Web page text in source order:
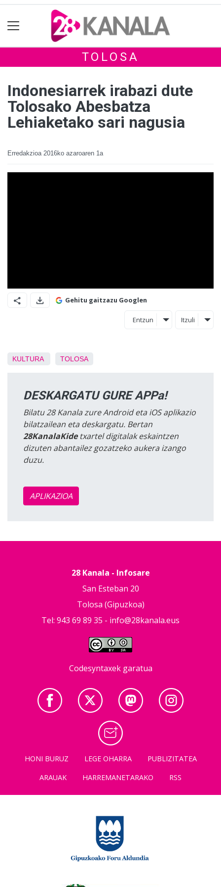
TOLOSA
Indonesiarrek irabazi dute
Tolosako Abesbatza
Lehiaketako sari nagusia
Erredakzioa 2016ko azaroaren 1a
Gehitu gaitzazu Googlen
Entzun Itzuli
KULTURA TOLOSA
DESKARGATU GURE APPa!
Bilatu 28 Kanala zure Android eta iOS aplikazio
bilatzailean eta deskargatu. Bertan
28KanalaKidetxartel digitalak eskaintzen
dizuten abantailez gozatzeko aukera izango
duzu.
APLIKAZIOA
28 Kanala - Infosare
San Esteban 20
Tolosa (Gipuzkoa)
Tel: 943 69 89 35 - info@28kanala.eus
Codesyntaxek garatua
HONI BURUZ LEGE OHARRA
PUBLIZITATEA
ARAUAK
HARREMANETARAKO RSS